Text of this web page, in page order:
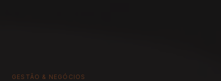
GESTÃO & NEGÓCIOS